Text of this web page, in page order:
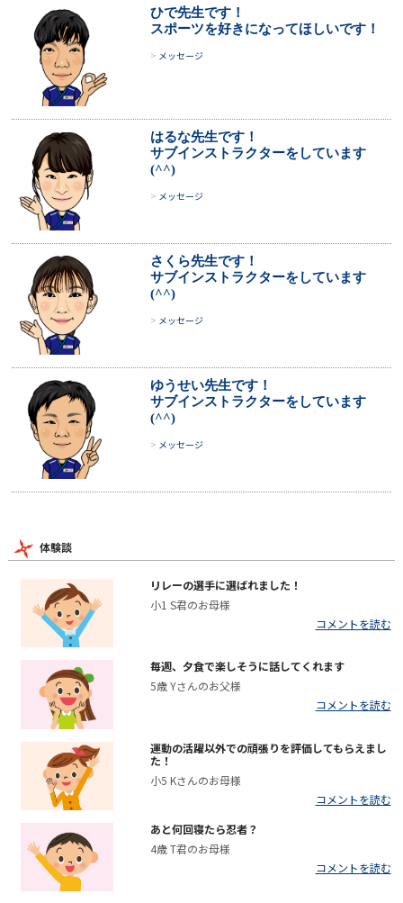
ひで先生です！
スポーツを好きになってほしいです！
メッセージ
はるな先生です！
サブインストラクターをしています
(^^)
メッセージ
さくら先生です！
サブインストラクターをしています
(^^)
メッセージ
ゆうせい先生です！
サブインストラクターをしています
(^^)
メッセージ
体験談
リレーの選手に選ばれました！
小1 S君のお母様
コメントを読む
毎週、夕食で楽しそうに話してくれます
5歳 Yさんのお父様
コメントを読む
運動の活躍以外での頑張りを評価してもらえまし
た！
小5 Kさんのお母様
コメントを読む
あと何回寝たら忍者？
4歳 T君のお母様
コメントを読む